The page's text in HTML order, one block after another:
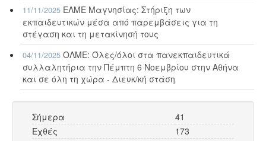
11/11/2025 ΕΛΜΕ Μαγνησίας: Στήριξη των
εκπαιδευτικών μέσα από παρεμβάσεις για τη
στέγαση και τη μετακίνησή τους
04/11/2025 ΟΛΜΕ: Όλες/όλοι στα πανεκπαιδευτικά
συλλαλητήρια την Πέμπτη 6 Νοεμβρίου στην Αθήνα
και σε όλη τη χώρα - Διευκ/κή στάση
Σήμερα
41
Εχθές
173